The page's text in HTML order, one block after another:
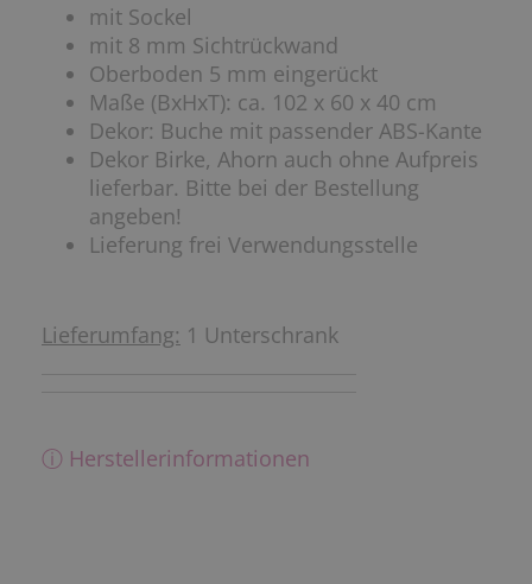
mit Sockel
mit 8 mm Sichtrückwand
Oberboden 5 mm eingerückt
Maße (BxHxT): ca. 102 x 60 x 40 cm
Dekor: Buche mit passender ABS-Kante
Dekor Birke, Ahorn auch ohne Aufpreis
lieferbar. Bitte bei der Bestellung
angeben!
Lieferung frei Verwendungsstelle
Lieferumfang: 1 Unterschrank
ⓘ Herstellerinformationen